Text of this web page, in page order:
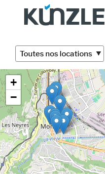
Toutes nos locations
+
−